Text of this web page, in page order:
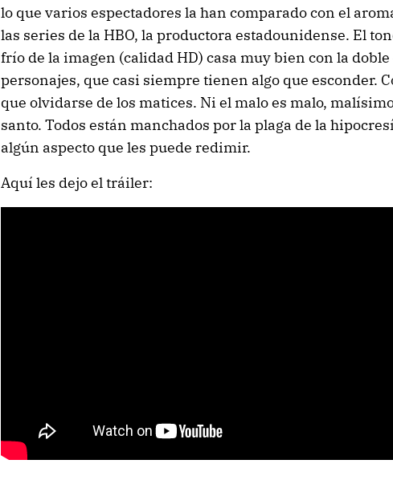
lo que varios espectadores la han comparado con el
las series de la HBO, la productora estadounidense. El
frío de la imagen (calidad HD) casa muy bien con la doble
personajes, que casi siempre tienen algo que esconder.
que olvidarse de los matices. Ni el malo es malo,
santo. Todos están manchados por la plaga de la
algún aspecto que les puede redimir.
Aquí les dejo el tráiler: